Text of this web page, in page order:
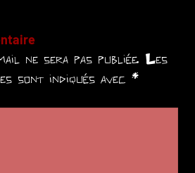
ne sera pas publiée. Les
sont indiqués avec *